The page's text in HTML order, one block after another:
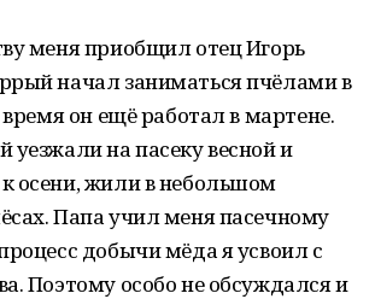
меня приобщил отец Игорь
начал заниматься пчёлами в
он ещё работал в мартене.
уезжали на пасеку весной и
осени, жили в небольшом
Папа учил меня пасечному
добычи мёда я усвоил с
Поэтому особо не обсуждался и